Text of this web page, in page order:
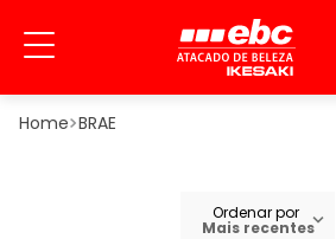
BRAE
Ordenar por
Mais recentes